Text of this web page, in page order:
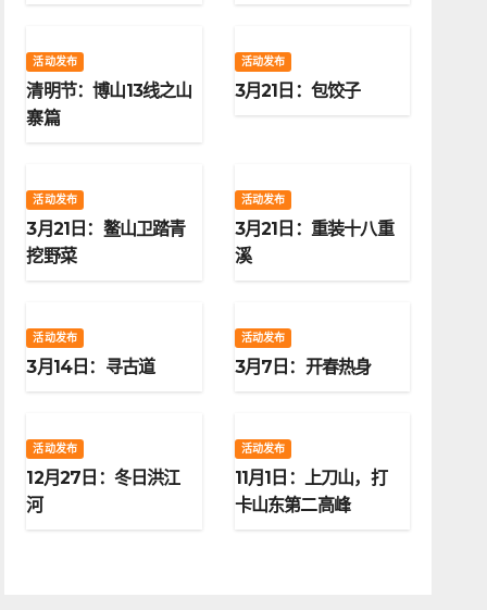
活动发布
清明节：博山13线之山
寨篇
活动发布
3月21日：包饺子
活动发布
3月21日：鳌山卫踏青
挖野菜
活动发布
3月21日：重装十八重
溪
活动发布
3月14日：寻古道
活动发布
3月7日：开春热身
活动发布
12月27日：冬日洪江
河
活动发布
11月1日：上刀山，打
卡山东第二高峰